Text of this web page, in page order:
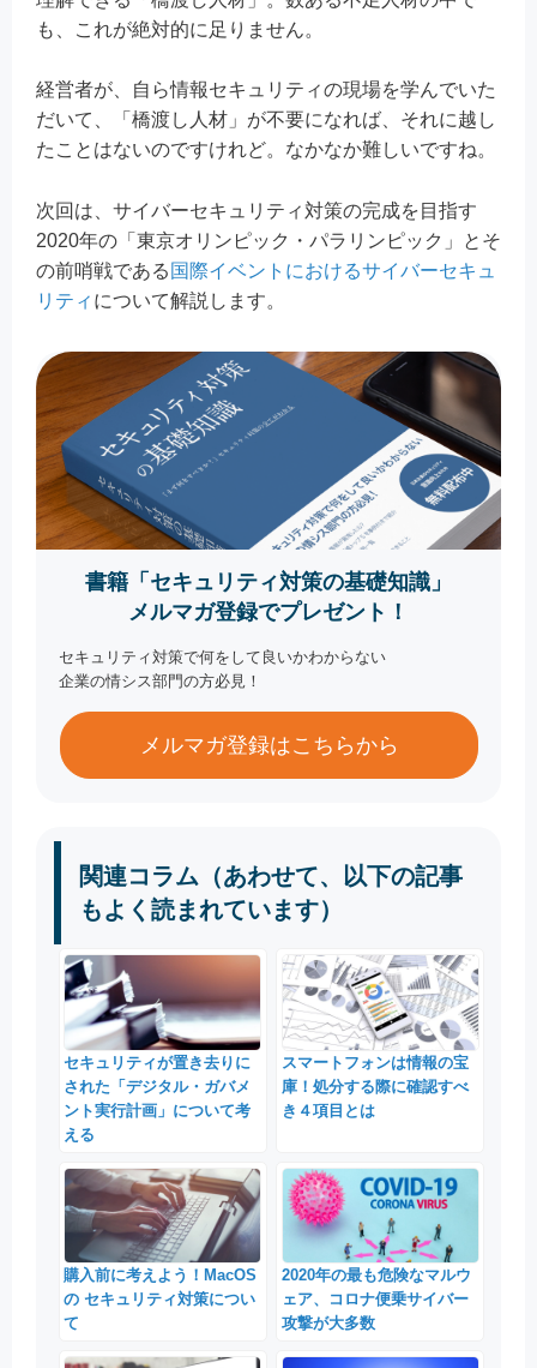
も、これが絶対的に足りません。
経営者が、自ら情報セキュリティの現場を学んでいた
だいて、「橋渡し人材」が不要になれば、それに越し
たことはないのですけれど。なかなか難しいですね。
次回は、サイバーセキュリティ対策の完成を目指す
2020年の「東京オリンピック・パラリンピック」とそ
の前哨戦である 国際イベントにおけるサイバーセキュ
リティ について解説します。
書籍「セキュリティ対策の基礎知識」
メルマガ登録でプレゼント！
セキュリティ対策で何をして良いかわからない
企業の情シス部門の方必見！
メルマガ登録はこちらから
関連コラム（あわせて、以下の記事
もよく読まれています）
セキュリティが置き去りに
された「デジタル・ガバメ
ント実行計画」について考
える
スマートフォンは情報の宝
庫！処分する際に確認すべ
き４項目とは
購入前に考えよう！MacOS
の セキュリティ対策につい
て
2020年の最も危険なマルウ
ェア、コロナ便乗サイバー
攻撃が大多数